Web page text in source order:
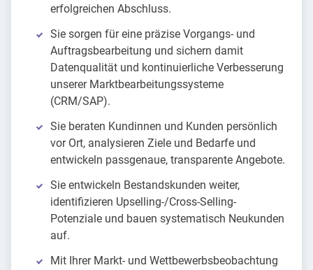
erfolgreichen Abschluss.
Sie sorgen für eine präzise Vorgangs- und
Auftragsbearbeitung und sichern damit
Datenqualität und kontinuierliche Verbesserung
unserer Marktbearbeitungssysteme
(CRM/SAP).
Sie beraten Kundinnen und Kunden persönlich
vor Ort, analysieren Ziele und Bedarfe und
entwickeln passgenaue, transparente Angebote.
Sie entwickeln Bestandskunden weiter,
identifizieren Upselling-/Cross-Selling-
Potenziale und bauen systematisch Neukunden
auf.
Mit Ihrer Markt- und Wettbewerbsbeobachtung